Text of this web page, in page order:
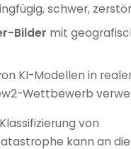
schwer,
Bilder mit
KI-Modellen in
Wettbewerb
von
kann an die